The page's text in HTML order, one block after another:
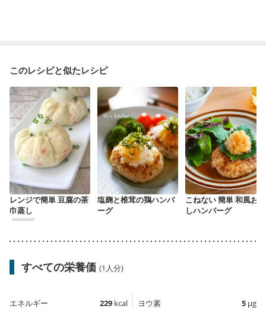
このレシピと似たレシピ
レンジで簡単 豆腐の茶
巾蒸し
塩麹と椎茸の鶏ハンバ
ーグ
こねない 簡単 和風おろ
しハンバーグ
すべての栄養価 (1人分)
エネルギー 229 kcal
ヨウ素 5 µg